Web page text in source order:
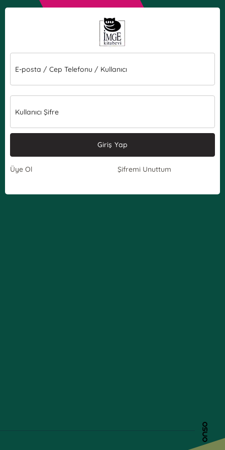
E-posta / Cep Telefonu / Kullanıcı
Kullanıcı Şifre
Giriş Yap
Üye Ol Şifremi Unuttum